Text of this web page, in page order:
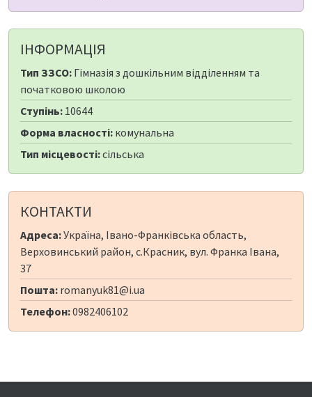
ІНФОРМАЦІЯ
Тип ЗЗСО: Гімназія з дошкільним відділенням та
початковою школою
Ступінь: 10644
Форма власності: комунальна
Тип місцевості:сільська
КОНТАКТИ
Адреса:Україна, Івано-Франківська область,
Верховинський район, с.Красник, вул. Франка Івана,
37
Пошта: romanyuk81@i.ua
Телефон:0982406102